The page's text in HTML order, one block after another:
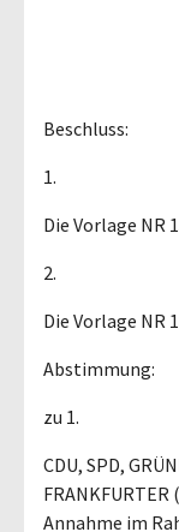
Beschluss:
1.
Die Vorlage NR
2.
Die Vorlage NR
Abstimmung:
zu 1.
CDU, SPD,
Annahme im